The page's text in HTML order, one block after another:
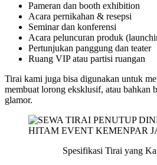
Pameran dan booth exhibition
Acara pernikahan & resepsi
Seminar dan konferensi
Acara peluncuran produk
Pertunjukan panggung dan teater
Ruang VIP atau partisi ruangan
Tirai kami juga bisa digunakan untuk
membuat lorong eksklusif, atau bahkan
glamor.
Spesifikasi Tirai yang